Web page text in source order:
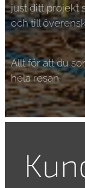
just ditt projekt
och till
Allt för att du
hela resan.